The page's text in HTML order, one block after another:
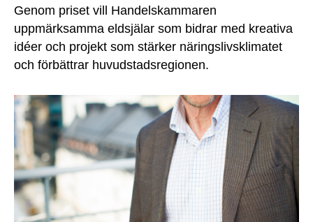
Genom priset vill Handelskammaren
uppmärksamma eldsjälar som bidrar med kreativa
idéer och projekt som stärker näringslivsklimatet
och förbättrar huvudstadsregionen.